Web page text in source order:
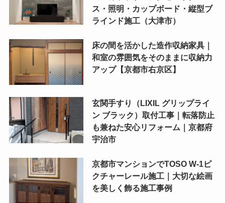
ス・照明・カップボード・縦型ブ
ラインド施工（大津市）
床の間を活かした造作収納家具｜
和室の雰囲気をそのままに収納力
アップ【京都市右京区】
玄関手すり（LIXIL グリップライ
ン ブラック）取付工事｜転落防止
も兼ねた安心リフォーム｜京都府
宇治市
京都市マンションでTOSO W-1ピ
クチャーレール施工｜大切な絵画
を美しく飾る施工事例